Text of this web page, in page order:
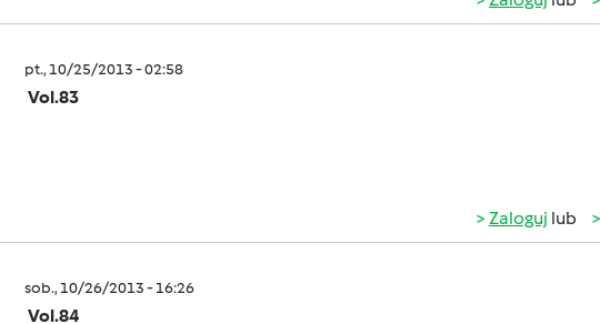
pt., 10/25/2013 - 02:58
Vol.83
Zaloguj lub
sob., 10/26/2013 - 16:26
Vol.84